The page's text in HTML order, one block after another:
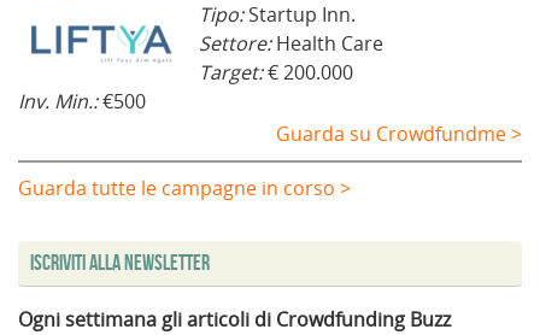
Tipo:Startup Inn.
Settore:Health Care
Target:€ 200.000
Inv. Min.:€500
Guarda su Crowdfundme >
Guarda tutte le campagne in corso >
Iscriviti alla Newsletter
Ogni settimana gli articoli di Crowdfunding Buzz